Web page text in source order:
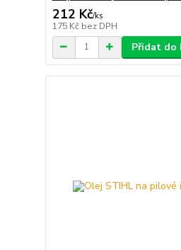
212 Kč/ks
175 Kč bez DPH
Přidat do